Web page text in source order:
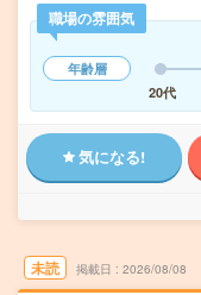
職場の雰囲気
年齢層
20代
気になる!
未読 掲載日 2026/08/08